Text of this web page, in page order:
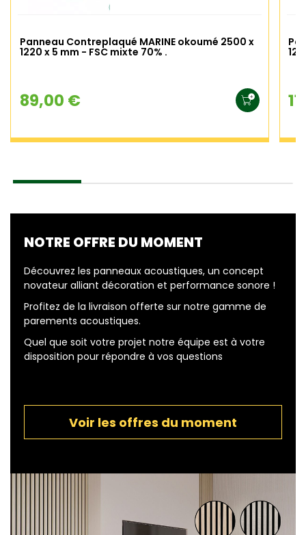
Panneau Contreplaqué MARINE okoumé 2500 x
1220 x 5 mm - FSC mixte 70% .
89,00 €
NOTRE OFFRE DU MOMENT
Découvrez les panneaux acoustiques, un concept
novateur alliant décoration et performance sonore !
Profitez de la livraison offerte sur notre gamme de
parements acoustiques.
Quel que soit votre projet notre équipe est à votre
disposition pour répondre à vos questions
Voir les offres du moment